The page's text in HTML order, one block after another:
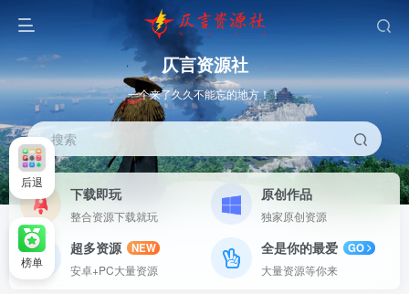
仄言资源社
一个来了久久不能忘的地方！！
搜索
下载即玩
整合资源下载就玩
原创作品
独家原创资源
超多资源
NEW
安卓+PC大量资源
全是你的最爱
GO
大量资源等你来
后退
榜单